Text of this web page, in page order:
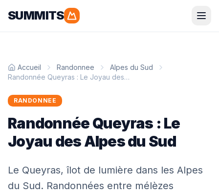
SUMMITS
Alpes
Randonnée
Grandes Randonnées
Accueil Randonnee
Alpes du Sud
Randonnée Queyras : Le Joyau des Alpes du Sud
RANDONNEE
Randonnée Queyras : Le
Joyau des Alpes du Sud
Le Queyras, îlot de lumière dans les Alpes
du Sud. Randonnées entre mélèzes